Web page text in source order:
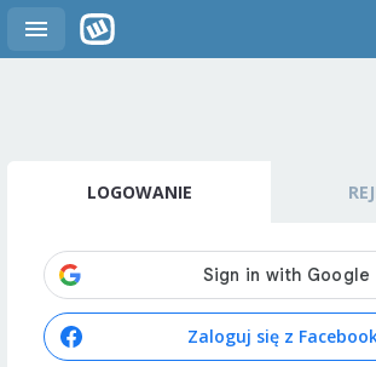
LOGOWANIE
Zaloguj się z